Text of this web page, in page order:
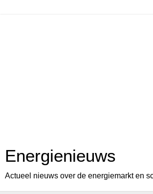
Energienieuws
Actueel nieuws over de energiemarkt en